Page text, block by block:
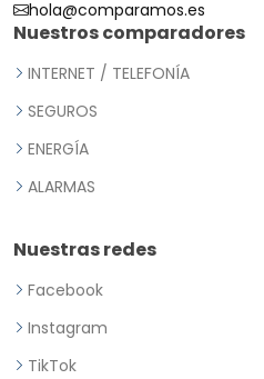
hola@comparamos.es
Nuestros comparadores
INTERNET / TELEFONÍA
SEGUROS
ENERGÍA
ALARMAS
Nuestras redes
Facebook
Instagram
TikTok